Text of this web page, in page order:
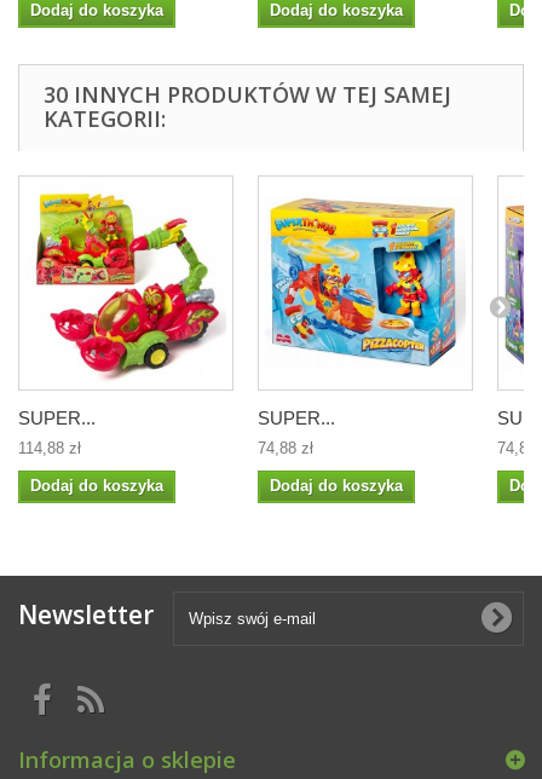
Dodaj do koszyka
Dodaj do koszyka
30 INNYCH PRODUKTÓW W TEJ SAMEJ
KATEGORII:
SUPER...
114,88 zł
Dodaj do koszyka
SUPER...
74,88 zł
Dodaj do koszyka
74,88
Newsletter
Informacja o sklepie